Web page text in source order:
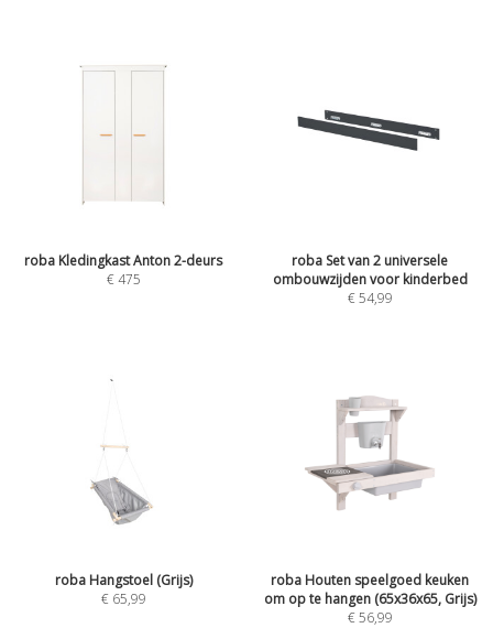
roba Kledingkast Anton 2-deurs
€475
roba Set van 2 universele
ombouwzijden voor kinderbed
€54,99
roba Hangstoel (Grijs)
€ 65,99
roba Houten speelgoed keuken
om op te hangen (65x36x65, Grijs)
€56,99